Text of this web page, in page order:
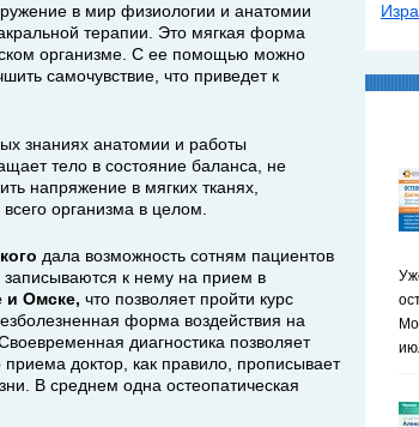
в мир физиологии и анатомии
терапии. Это мягкая форма
организме. С ее помощью можно
самочувствие, что приведет к
знаниях анатомии и работы
тело в состояние баланса, не
напряжение в мягких тканях,
организма в целом.
дала возможность сотням пациентов
записываются к нему на прием в
и Омске, что позволяет пройти курс
форма воздействия на
диагностика позволяет
доктор, как правило, прописывает
В среднем одна остеопатическая